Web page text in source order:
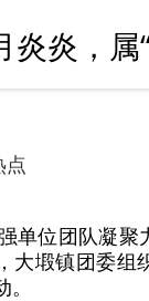
炎炎
点
单位团队凝聚
大塅镇团委组